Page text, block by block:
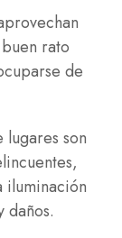
rato
de
son
iluminación
daños.